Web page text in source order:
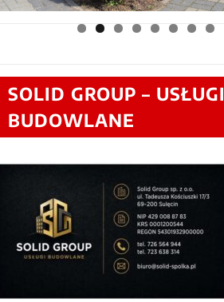
SOLID GROUP – USŁUGI
BUDOWLANE